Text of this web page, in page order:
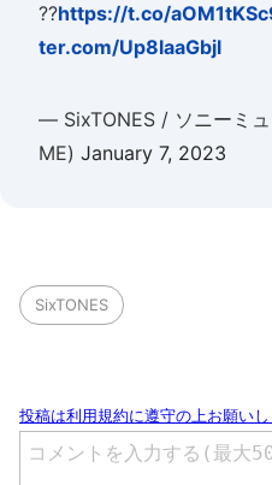
??https://t.co/
ter.com/Up8laaGbjl
— SixTONES / ソニーミ
ME) January 7, 2023
SixTONES